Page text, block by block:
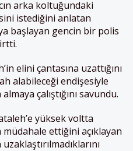
arka koltuğundaki
istediğini anlatan
başlayan gencin bir polis
elini çantasına uzattığını
alabileceği endişesiyle
çalıştığını savundu.
yüksek voltta
ettiğini açıklayan